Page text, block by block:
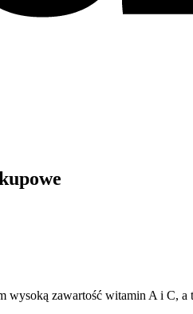
zawartość witamin A i C,